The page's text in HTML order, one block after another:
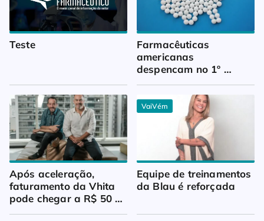
Teste
Farmacêuticas
americanas
despencam no 1º
Após aceleração,
faturamento da Vhita
pode chegar a R$ 50
milhões
VaiVém
Equipe de treinamentos
da Blau é reforçada